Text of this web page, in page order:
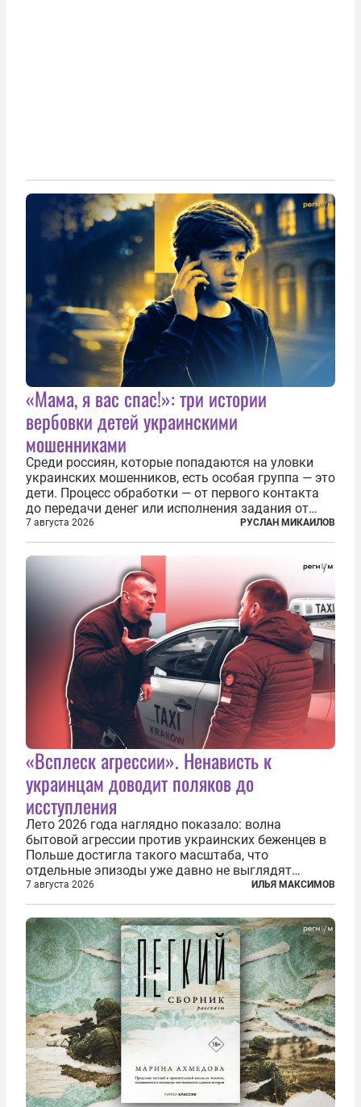
«Мама, я вас спас!»: три истории
вербовки детей украинскими
мошенниками
Среди россиян, которые попадаются на уловки
украинских мошенников, есть особая группа — это
дети. Процесс обработки — от первого контакта
до передачи денег или исполнения задания от
кураторов может занять от двух часов до
нескольких месяцев. Детей превращают в
послушных исполнителей, которые...
7 августа 2026 РУСЛАН МИКАИЛОВ
«Всплеск агрессии». Ненависть к
украинцам доводит поляков до
исступления
Лето 2026 года наглядно показало: волна
бытовой агрессии против украинских беженцев в
Польше достигла такого масштаба, что
отдельные эпизоды уже давно не выглядят
случайными. Поляки, судя по происходящему,
буквально теряют рассудок от ненависти к
украинским беженцам, и каждый новый случай
по-своему...
7 августа 2026 ИЛЬЯ МАКСИМОВ